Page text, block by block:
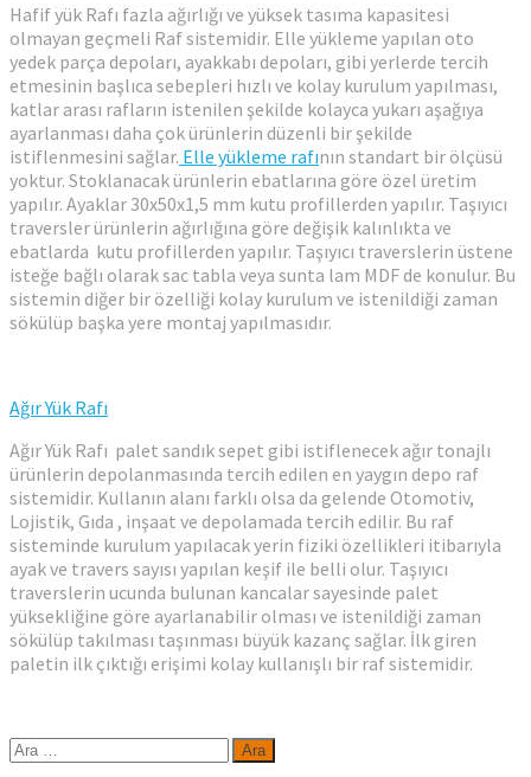
Hafif yük Rafı fazla ağırlığı ve yüksek tasıma kapasitesi
olmayan geçmeli Raf sistemidir. Elle yükleme yapılan oto
yedek parça depoları, ayakkabı depoları, gibi yerlerde tercih
etmesinin başlıca sebepleri hızlı ve kolay kurulum yapılması,
katlar arası rafların istenilen şekilde kolayca yukarı aşağıya
ayarlanması daha çok ürünlerin düzenli bir şekilde
istiflenmesini sağlar. Elle yükleme rafının standart bir ölçüsü
yoktur. Stoklanacak ürünlerin ebatlarına göre özel üretim
yapılır. Ayaklar 30x50x1,5 mm kutu profillerden yapılır. Taşıyıcı
traversler ürünlerin ağırlığına göre değişik kalınlıkta ve
ebatlarda kutu profillerden yapılır. Taşıyıcı traverslerin üstene
isteğe bağlı olarak sac tabla veya sunta lam MDF de konulur. Bu
sistemin diğer bir özelliği kolay kurulum ve istenildiği zaman
sökülüp başka yere montaj yapılmasıdır.
Ağır Yük Rafı
Ağır Yük Rafı palet sandık sepet gibi istiflenecek ağır tonajlı
ürünlerin depolanmasında tercih edilen en yaygın depo raf
sistemidir. Kullanın alanı farklı olsa da gelende Otomotiv,
Lojistik, Gıda , inşaat ve depolamada tercih edilir. Bu raf
sisteminde kurulum yapılacak yerin fiziki özellikleri itibarıyla
ayak ve travers sayısı yapılan keşif ile belli olur. Taşıyıcı
traverslerin ucunda bulunan kancalar sayesinde palet
yüksekliğine göre ayarlanabilir olması ve istenildiği zaman
sökülüp takılması taşınması büyük kazanç sağlar. İlk giren
paletin ilk çıktığı erişimi kolay kullanışlı bir raf sistemidir.
Arama: